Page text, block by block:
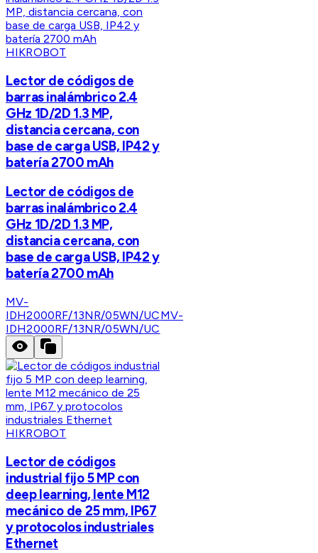
HIKROBOT
Lector de códigos de
barras inalámbrico 2.4
GHz 1D/2D 1.3 MP,
distancia cercana, con
base de carga USB, IP42 y
batería 2700 mAh
Lector de códigos de
barras inalámbrico 2.4
GHz 1D/2D 1.3 MP,
distancia cercana, con
base de carga USB, IP42 y
batería 2700 mAh
MV-
IDH2000RF/13NR/05WN/UCMV-
IDH2000RF/13NR/05WN/UC
HIKROBOT
Lector de códigos
industrial fijo 5 MP con
deep learning, lente M12
mecánico de 25 mm, IP67
y protocolos industriales
Ethernet